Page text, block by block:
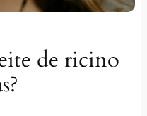
de ricino